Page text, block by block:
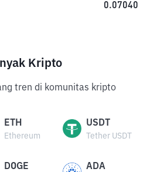
0.07040
Kripto
tren di komunitas kripto
ETH
Ethereum
USDT
Tether USDT
DOGE ADA